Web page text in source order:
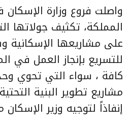
واصلت فروع وزارة
المملكة، تكثيف جولاتها
على مشاريعها الإسكانية
للتسريع بإنجاز العمل في
كافة ، سواء التي تحوي
مشاريع تطوير البنية
إنفاذاً لتوجيه وزير